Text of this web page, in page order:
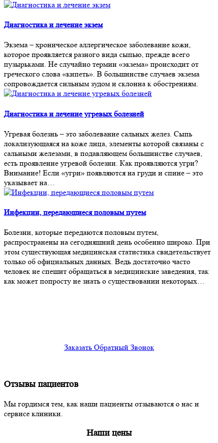
Диагностика и лечение экзем
Экзема – хроническое аллергическое заболевание кожи,
которое проявляется разного вида сыпью, прежде всего
пузырьками. Не случайно термин «экзема» происходит от
греческого слова «кипеть». В большинстве случаев экзема
сопровождается сильным зудом и склонна к обострениям.
Диагностика и лечение угревых болезней
Угревая болезнь – это заболевание сальных желез. Сыпь
локализующаяся на коже лица, элементы которой связаны с
сальными железами, в подавляющем большинстве случаев,
есть проявление угревой болезни. Как проявляются угри?
Внимание! Если «угри» появляются на груди и спине – это
указывает на…
Инфекции, передающиеся половым путем
Болезни, которые передаются половым путем,
распространены на сегодняшний день особенно широко. При
этом существующая медицинская статистика свидетельствует
только об официальных данных. Ведь достаточно часто
человек не спешит обращаться в медицинские заведения, так
как может попросту не знать о существовании некоторых…
Заказать Обратный Звонок
Отзывы пациентов
Мы гордимся тем, как наши пациенты отзываются о нас и
сервисе клиники.
Наши цены